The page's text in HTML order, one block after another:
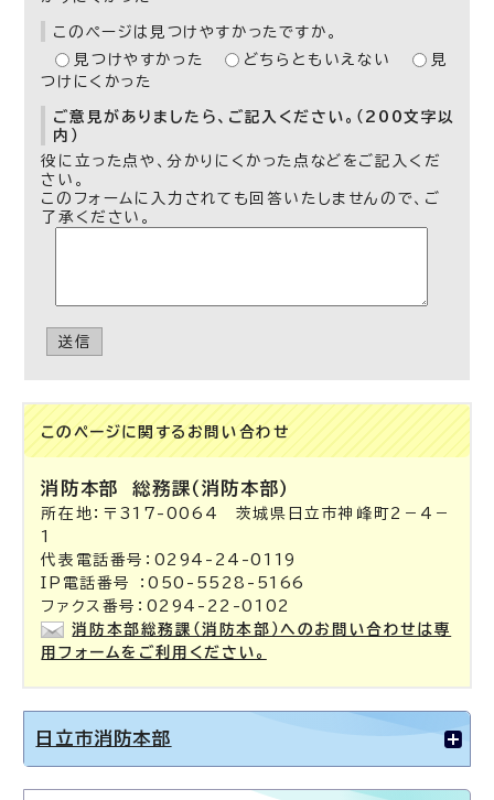
このページは見つけやすかったですか。
見つけやすかった
どちらともいえない
見
つけにくかった
ご意見がありましたら、ご記入ください。（200文字以
内）
役に立った点や、分かりにくかった点などをご記入くだ
さい。
このフォームに入力されても回答いたしませんので、ご
了承ください。
送信
このページに関する お問い合わせ
消防本部総務課（消防本部）
所在地：〒317-0064 茨城県日立市神峰町2－4－
1
代表電話番号：0294-24-0119
IP電話番号 ：050-5528-5166
ファクス番号：0294-22-0102
消防本部総務課（消防本部）へのお問い合わせは専
用フォームをご利用ください。
日立市消防本部